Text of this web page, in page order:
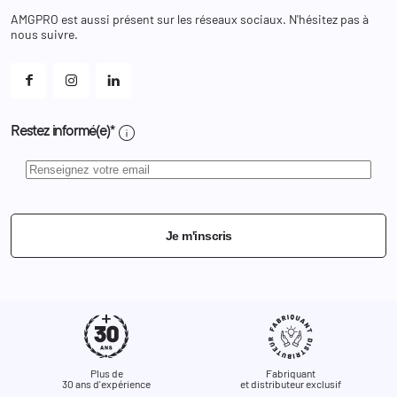
Et les cookies ?
AMGPRO est aussi présent sur les réseaux sociaux. N'hésitez pas à
nous suivre.
Restez informé(e)* info
Je m'inscris
Plus de
30 ans d'expérience
Fabriquant
et distributeur exclusif